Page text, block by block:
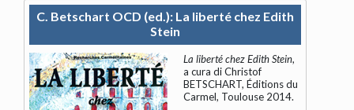
C. Betschart OCD (ed.): La liberté chez Edith
Stein
La liberté chez Edith Stein,
a cura di Christof
BETSCHART, Éditions du
Carmel, Toulouse 2014.